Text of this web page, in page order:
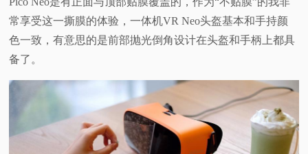
常享受这一撕膜的体验，一体机VR Neo头盔基本和手持颜
色一致，有意思的是前部抛光倒角设计在头盔和手柄上都具
备了。